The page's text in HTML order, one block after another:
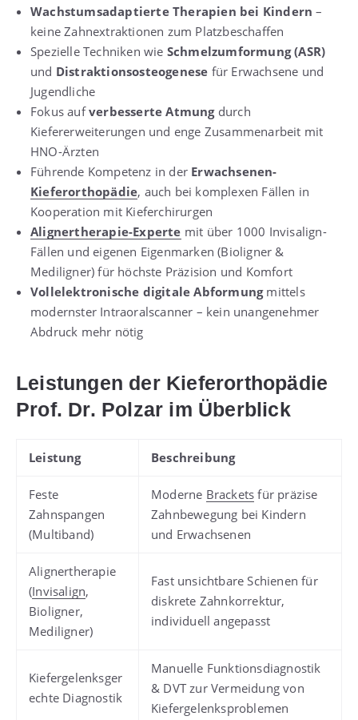
Wachstumsadaptierte Therapien bei Kindern –
keine Zahnextraktionen zum Platzbeschaffen
Spezielle Techniken wie Schmelzumformung (ASR)
und Distraktionsosteogenese für Erwachsene und
Jugendliche
Fokus aufverbesserte Atmungdurch
Kiefererweiterungen und enge Zusammenarbeit mit
HNO-Ärzten
Führende Kompetenz in der Erwachsenen-
Kieferorthopädie, auch bei komplexen Fällen in
Kooperation mit Kieferchirurgen
Alignertherapie-Experte mit über 1000 Invisalign-
Fällen und eigenen Eigenmarken (Bioligner &
Mediligner) für höchste Präzision und Komfort
Vollelektronische digitale Abformungmittels
modernster Intraoralscanner – kein unangenehmer
Abdruck mehr nötig
Leistungen der Kieferorthopädie
Prof. Dr. Polzar im Überblick
Leistung Beschreibung
Feste
Zahnspangen
(Multiband)
Moderne Brackets für präzise
Zahnbewegung bei Kindern
und Erwachsenen
Alignertherapie
(Invisalign,
Bioligner,
Mediligner)
Fast unsichtbare Schienen für
diskrete Zahnkorrektur,
individuell angepasst
Kiefergelenksger
echte Diagnostik
Manuelle Funktionsdiagnostik
& DVT zur Vermeidung von
Kiefergelenksproblemen